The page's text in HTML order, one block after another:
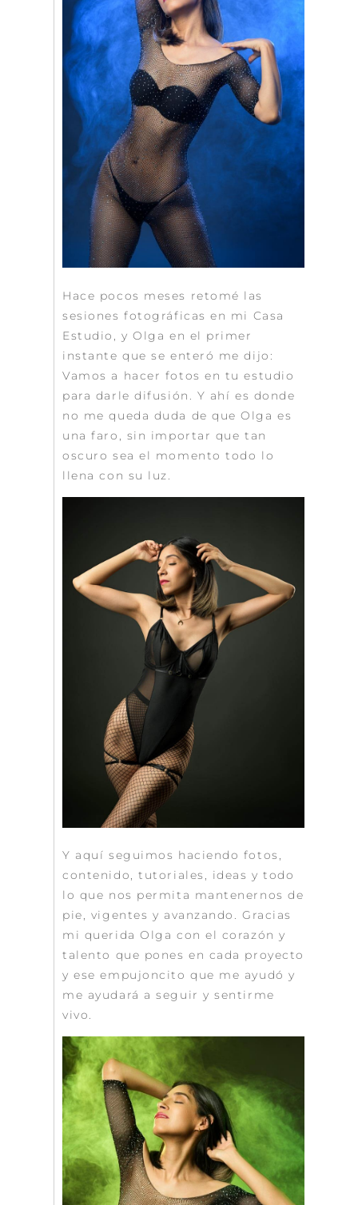
Hace pocos meses retomé las
sesiones fotográficas en mi Casa
Estudio, y Olga en el primer
instante que se enteró me dijo:
Vamos a hacer fotos en tu estudio
para darle difusión. Y ahí es donde
no me queda duda de que Olga es
una faro, sin importar que tan
oscuro sea el momento todo lo
llena con su luz.
Y aquí seguimos haciendo fotos,
contenido, tutoriales, ideas y todo
lo que nos permita mantenernos de
pie, vigentes y avanzando. Gracias
mi querida Olga con el corazón y
talento que pones en cada proyecto
y ese empujoncito que me ayudó y
me ayudará a seguir y sentirme
vivo.